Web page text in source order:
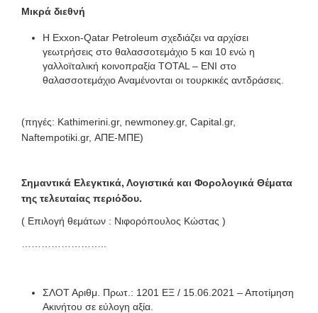
Μικρά διεθνή
Η Exxon-Qatar Petroleum σχεδιάζει να αρχίσει
γεωτρήσεις στο θαλασσοτεμάχιο 5 και 10 ενώ η
γαλλοϊταλική κοινοπραξία TOTAL – ΕΝΙ στο
θαλασσοτεμάχιο Αναμένονται οι τουρκικές αντδράσεις.
(πηγές: Kathimerini.gr, newmoney.gr, Capital.gr,
Naftempotiki.gr, ΑΠΕ-ΜΠΕ)
Σημαντικά Ελεγκτικά, Λογιστικά και Φορολογικά Θέματα
της τελευταίας περιόδου.
( Επιλογή θεμάτων : Νιφορόπουλος Κώστας )
ΣΛΟΤ Αριθμ. Πρωτ.: 1201 ΕΞ / 15.06.2021 – Αποτίμηση
Ακινήτου σε εύλογη αξία.